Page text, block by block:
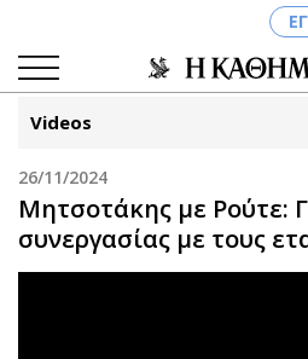
ΚΑΤΗΓΟΡΙΕΣ ΣΥΝΔΕΣΗ
Κύπρος
Videos
26/11/2024
Μητσοτάκης με Ρούτε:
συνεργασίας με τους